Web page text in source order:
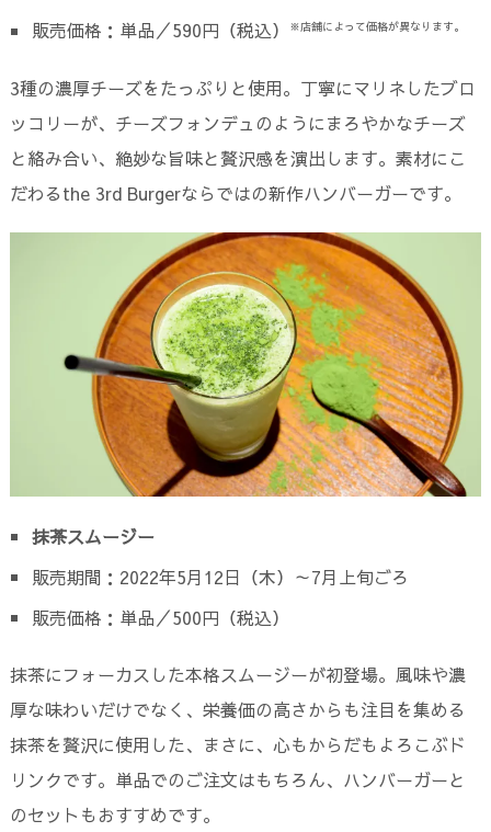
販売価格：単品／590円（税込）
※店舗によって価格が異なります。
3種の濃厚チーズをたっぷりと使用。丁寧にマリネしたブロ
ッコリーが、チーズフォンデュのようにまろやかなチーズ
と絡み合い、絶妙な旨味と贅沢感を演出します。素材にこ
だわるthe 3rd Burgerならではの新作ハンバーガーです。
抹茶スムージー
販売期間：2022年5月12日（木）～7月上旬ごろ
販売価格：単品／500円（税込）
抹茶にフォーカスした本格スムージーが初登場。風味や濃
厚な味わいだけでなく、栄養価の高さからも注目を集める
抹茶を贅沢に使用した、まさに、心もからだもよろこぶド
リンクです。単品でのご注文はもちろん、ハンバーガーと
のセットもおすすめです。